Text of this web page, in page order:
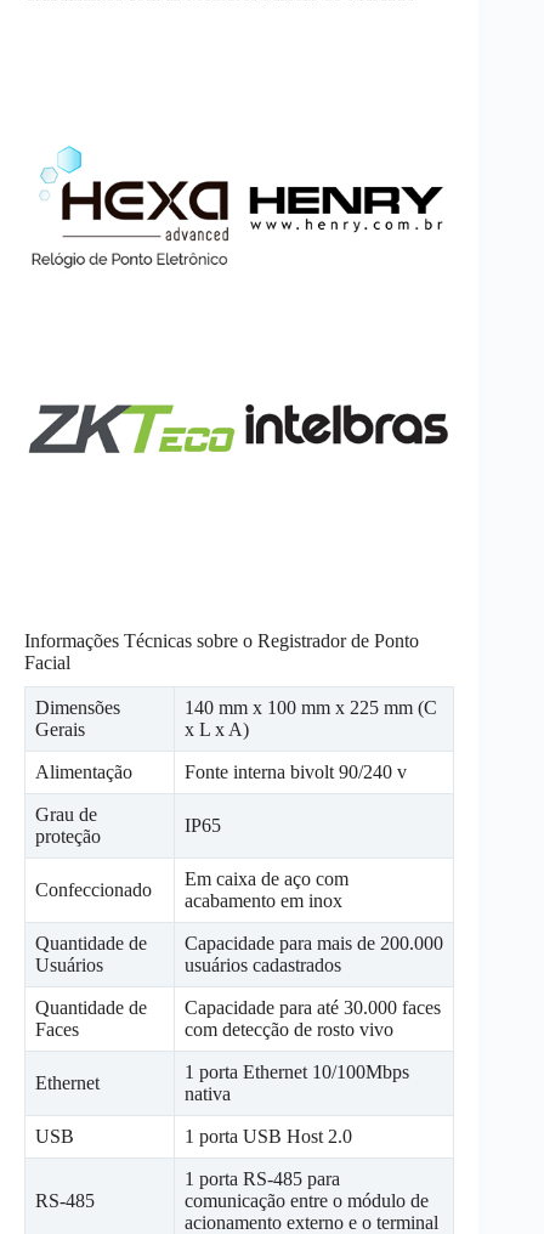
Informações Técnicas sobre o Registrador de Ponto
Facial
Dimensões
Gerais
140 mm x 100 mm x 225 mm (C
x L x A)
Alimentação Fonte interna bivolt 90/240 v
Grau de
proteção
IP65
Confeccionado
Em caixa de aço com
acabamento em inox
Quantidade de
Usuários
Capacidade para mais de 200.000
usuários cadastrados
Quantidade de
Faces
Capacidade para até 30.000 faces
com detecção de rosto vivo
Ethernet
1 porta Ethernet 10/100Mbps
nativa
USB 1 porta USB Host 2.0
RS-485
1 porta RS-485 para
comunicação entre o módulo de
acionamento externo e o terminal